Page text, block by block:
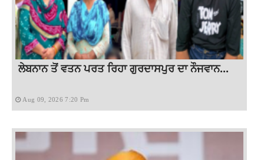
ਲੇਬਨਾਨ ਤੋਂ ਵਤਨ ਪਰਤ ਰਿਹਾ ਗੁਰਦਾਸਪੁਰ ਦਾ ਨੌਜਵਾਨ...
Aug 09, 2026 7:20 Pm